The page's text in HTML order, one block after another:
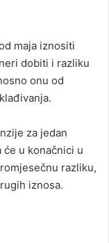
maja iznositi
dobiti i razliku
onu od
za jedan
će u konačnici u
razliku,
iznosa.